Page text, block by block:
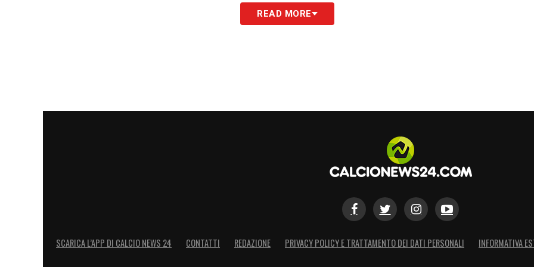
LA PLAYLIST DELLE NOSTRE TOP NEWSREAD MORE
SCARICA L’APP DI CALCIO NEWS 24 CONTATTI REDAZIONE PRIVACY POLICY E TRATTAMENTO DEI DATI PERSONALI INFORMATIVA